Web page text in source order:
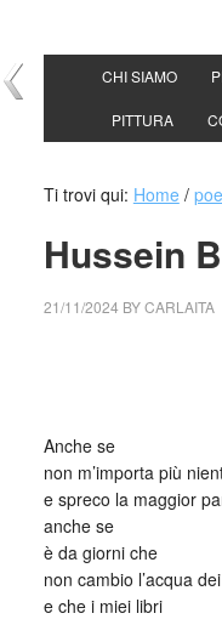
CHI SIAMO
PITTURA
Ti trovi qui: Home /
Hussein
21/11/2024 BYCARLAITA
Anche se
non m’importa più
e spreco la maggior
anche se
è da giorni che
non cambio l’acqua
e che i miei libri